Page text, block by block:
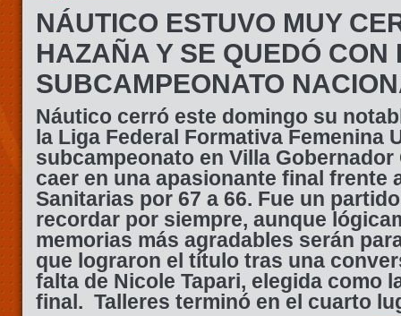
NÁUTICO ESTUVO MUY
HAZAÑA Y SE QUEDÓ CON
SUBCAMPEONATO
Náutico cerró este domingo su
la Liga Federal Formativa Femenina
subcampeonato en Villa Gobernador
caer en una apasionante final frente
Sanitarias por 67 a 66. Fue un
recordar por siempre, aunque
memorias más agradables serán
que lograron el título tras una
falta de Nicole Tapari, elegida como
final. Talleres terminó en el cuarto